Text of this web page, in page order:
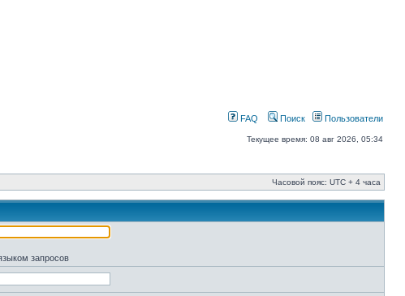
FAQ Поиск Пользователи
Текущее время: 08 авг 2026, 05:34
Часовой пояс: UTC + 4 часа
запросов